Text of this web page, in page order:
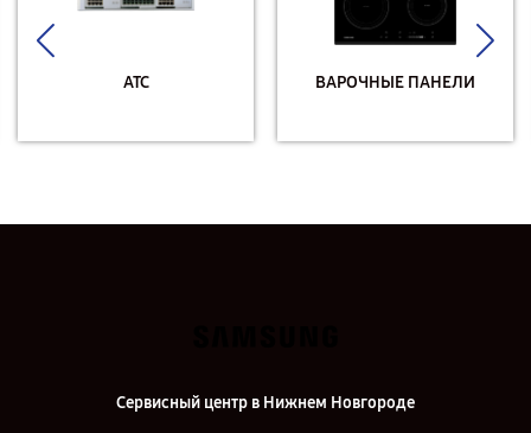
АТС ВАРОЧНЫЕ ПАНЕЛИ
Сервисный центр в Нижнем Новгороде